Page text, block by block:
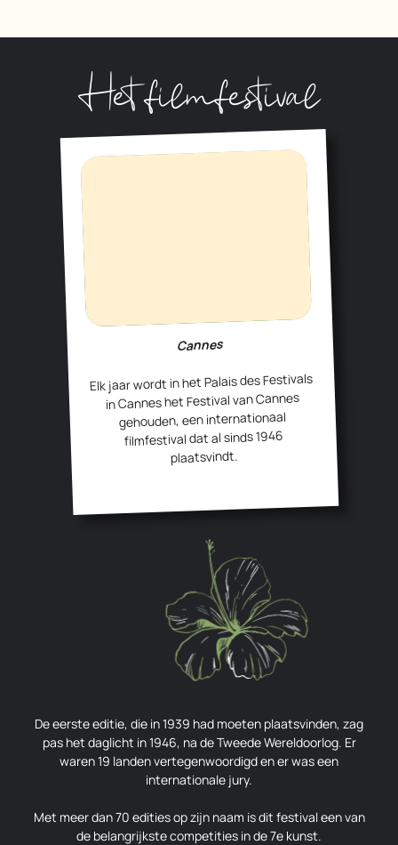
Het filmfestival
Cannes
Elk jaar wordt in het Palais des Festivals
in Cannes het Festival van Cannes
gehouden, een internationaal
filmfestival dat al sinds 1946
plaatsvindt.
De eerste editie, die in 1939 had moeten plaatsvinden, zag
pas het daglicht in 1946, na de Tweede Wereldoorlog. Er
waren 19 landen vertegenwoordigd en er was een
internationale jury.
Met meer dan 70 edities op zijn naam is dit festival een van
de belangrijkste competities in de 7e kunst.